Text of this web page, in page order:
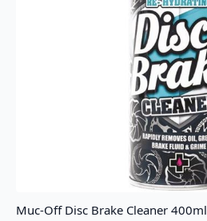
Muc-Off Disc Brake Cleaner 400ml